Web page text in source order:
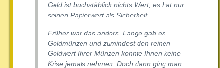
Geld ist buchstäblich nichts Wert, es hat nur
seinen Papierwert als Sicherheit.
Früher war das anders. Lange gab es
Goldmünzen und zumindest den reinen
Goldwert Ihrer Münzen konnte Ihnen keine
Krise jemals nehmen. Doch dann ging man